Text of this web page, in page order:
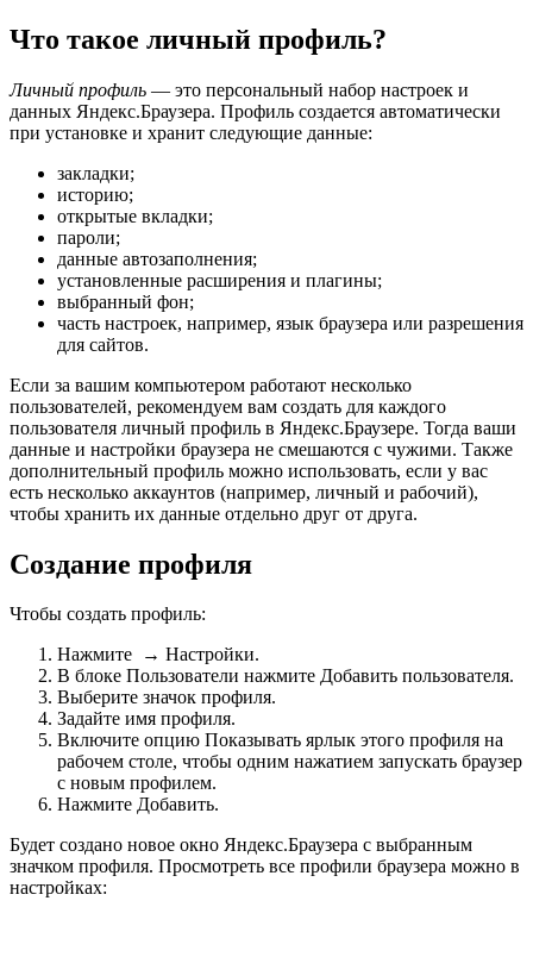
Что такое личный профиль?
Личный профиль — это персональный набор настроек и
данных Яндекс.Браузера. Профиль создается автоматически
при установке и хранит следующие данные:
закладки;
историю;
открытые вкладки;
пароли;
данные автозаполнения;
установленные расширения и плагины;
выбранный фон;
часть настроек, например, язык браузера или разрешения
для сайтов.
Если за вашим компьютером работают несколько
пользователей, рекомендуем вам создать для каждого
пользователя личный профиль в Яндекс.Браузере. Тогда ваши
данные и настройки браузера не смешаются с чужими. Также
дополнительный профиль можно использовать, если у вас
есть несколько аккаунтов (например, личный и рабочий),
чтобы хранить их данные отдельно друг от друга.
Создание профиля
Чтобы создать профиль:
Нажмите
→ Настройки.
В блоке Пользователи нажмите Добавить пользователя.
Выберите значок профиля.
Задайте имя профиля.
Включите опцию Показывать ярлык этого профиля на
рабочем столе, чтобы одним нажатием запускать браузер
с новым профилем.
Нажмите Добавить.
Будет создано новое окно Яндекс.Браузера с выбранным
значком профиля. Просмотреть все профили браузера можно в
настройках: